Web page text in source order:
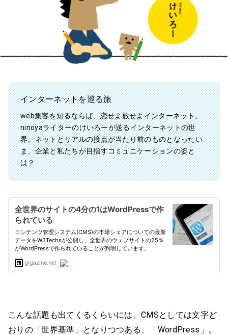
インターネットを巡る旅
web集客を知るならば、恋せよ旅せよインターネット。
ninoyaライターのけいろーが送るインターネットの世
界。ネットとリアルの接点が当たり前のものとなったい
ま、企業と私たちが目指すコミュニケーションの姿と
は？
こんな話題も出てくるくらいには、CMSとしては文字ど
おりの「世界基準」となりつつある、「WordPress」。